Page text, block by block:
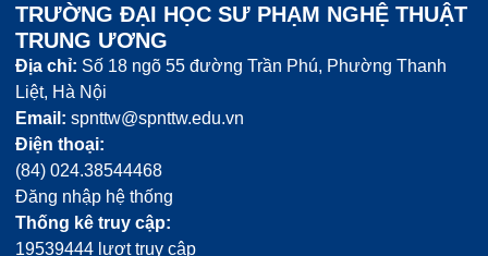
TRƯỜNG ĐẠI HỌC SƯ PHẠM NGHỆ THUẬT
TRUNG ƯƠNG
Địa chỉ: Số 18 ngõ 55 đường Trần Phú, Phường Thanh
Liệt, Hà Nội
Email: spnttw@spnttw.edu.vn
Điện thoại:
(84) 024.38544468
Đăng nhập hệ thống
Thống kê truy cập:
19539444 lượt truy cập